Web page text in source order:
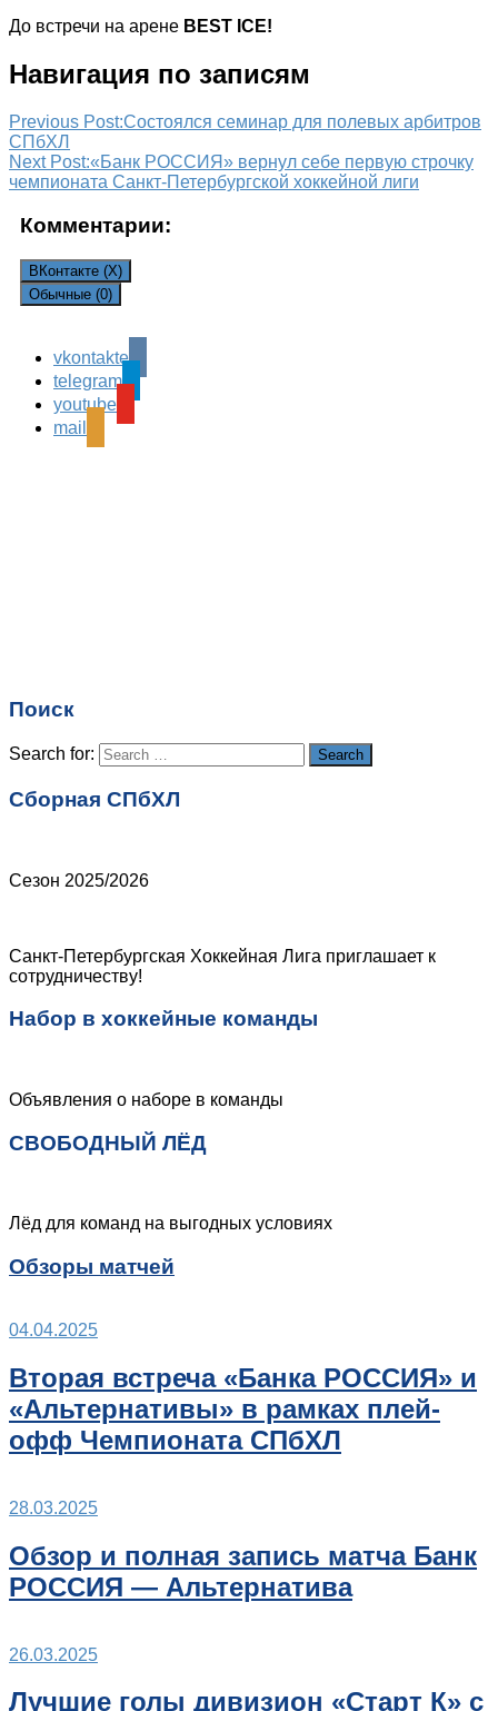
До встречи на арене BEST ICE!
Навигация по записям
Previous Post:Состоялся семинар для полевых арбитров
СПбХЛ
Next Post:«Банк РОССИЯ» вернул себе первую строчку
чемпионата Санкт-Петербургской хоккейной лиги
Комментарии:
ВКонтакте (X)
Обычные (0)
Leave a Reply
Ваш адрес email не будет опубликован.
поля помечены
vkontakte
telegram
youtube
mail
Поиск
Search for: Search
Сборная СПбХЛ
Сезон 2025/2026
Санкт-Петербургская Хоккейная Лига приглашает к
сотрудничеству!
Набор в хоккейные команды
Объявления о наборе в команды
СВОБОДНЫЙ ЛЁД
Лёд для команд на выгодных условиях
Обзоры матчей
04.04.2025
Вторая встреча «Банка РОССИЯ» и
«Альтернативы» в рамках плей-
офф Чемпионата СПбХЛ
28.03.2025
Обзор и полная запись матча Банк
РОССИЯ — Альтернатива
26.03.2025
Лучшие голы дивизион «Старт К» с